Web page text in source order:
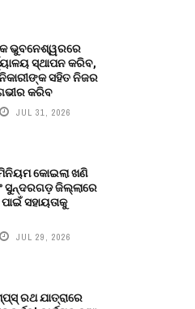
ଭୁବନେଶ୍ୱରରେ
ସ୍ଥାପନ କରିବ,
ସହିତ ନିଜର
କରିବ
JUL 31, 2026
କୋଇଲା ଖଣି
ସୁନ୍ଦରଗଡ଼ ଜିଲ୍ଲାରେ
ସହାୟତାକୁ
JUL 29, 2026
ରଥ ଯାତ୍ରାରେ